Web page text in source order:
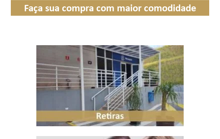
Faça sua compra com maior comodidade